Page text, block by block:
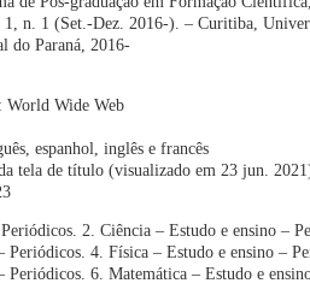
1, n. 1 (Set.-Dez. 2016-). – Curitiba,
do Paraná, 2016-
World Wide Web
espanhol, inglês e francês
tela de título (visualizado em 23 jun.
2. Ciência – Estudo e ensino –
Periódicos. 4. Física – Estudo e ensino –
Periódicos. 6. Matemática – Estudo e